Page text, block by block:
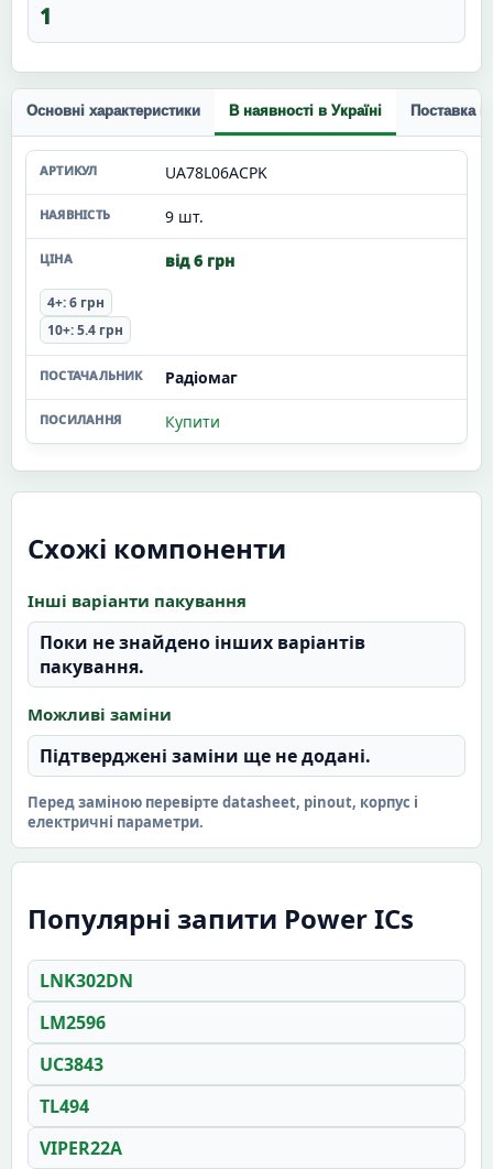
1
Основні характеристики В наявності в Україні Поставка
UA78L06ACPK
9 шт.
від 6 грн
4+: 6 грн
10+: 5.4 грн
Радіомаг
Купити
Схожі компоненти
Інші варіанти пакування
Поки не знайдено інших варіантів
пакування.
Можливі заміни
Підтверджені заміни ще не додані.
Перед заміною перевірте datasheet, pinout, корпус і
електричні параметри.
Популярні запити Power ICs
LNK302DN
LM2596
UC3843
TL494
VIPER22A